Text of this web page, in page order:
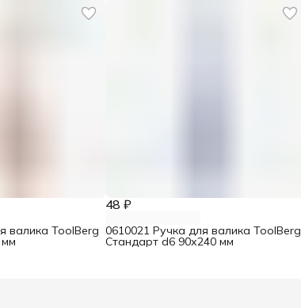
валика ToolBerg
48 ₽
0610021 Ручка для валика ToolBerg
Стандарт d6 90х240 мм